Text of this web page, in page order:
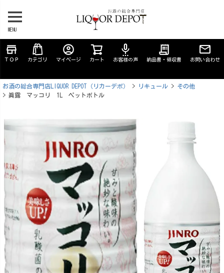
MENU
store
ＴＯＰ カテゴリ
account_circle
マイページ カート
settings_voice
お客様の声
receipt_long
納品書・領収書 お問い合わせ
お酒の総合専門店LIQUOR DEPOT（リカーデポ） リキュール
その他
眞露 マッコリ 1L ペットボトル